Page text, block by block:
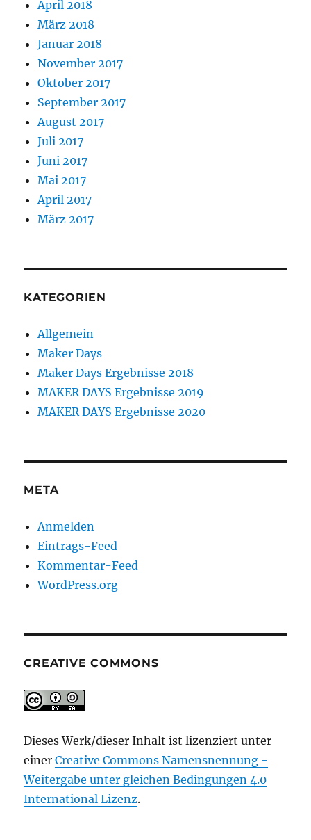
April 2018
März 2018
Januar 2018
November 2017
Oktober 2017
September 2017
August 2017
Juli 2017
Juni 2017
Mai 2017
April 2017
März 2017
KATEGORIEN
Allgemein
Maker Days
Maker Days Ergebnisse 2018
MAKER DAYS Ergebnisse 2019
MAKER DAYS Ergebnisse 2020
META
Anmelden
Eintrags-Feed
Kommentar-Feed
WordPress.org
CREATIVE COMMONS
Dieses Werk/dieser Inhalt ist lizenziert unter
einerCreative Commons Namensnennung -
Weitergabe unter gleichen Bedingungen 4.0
International Lizenz.